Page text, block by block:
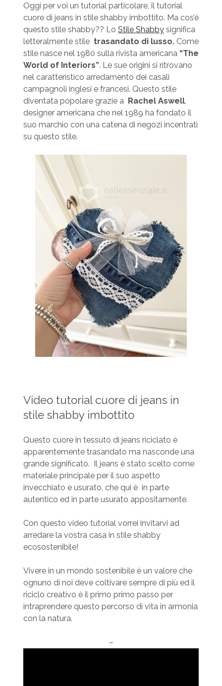
Oggi per voi un tutorial particolare, il tutorial
cuore di jeans in stile shabby imbottito. Ma cos’è
questo stile shabby?? Lo Stile Shabbysignifica
letteralmente stile trasandato di lusso. Come
stile nasce nel 1980 sulla rivista americana “The
World of Interiors”. Le sue origini si ritrovano
nel caratteristico arredamento dei casali
campagnoli inglesi e francesi. Questo stile
diventata popolare grazie a Rachel Aswell,
designer americana che nel 1989 ha fondato il
suo marchio con una catena di negozi incentrati
su questo stile.
Video tutorial cuore di jeans in
stile shabby imbottito
Questo cuore in tessuto di jeans riciclato è
apparentemente trasandato ma nasconde una
grande significato. Il jeans è stato scelto come
materiale principale per il suo aspetto
invecchiato e usurato, che qui è in parte
autentico ed in parte usurato appositamente.
Con questo video tutorial vorrei invitarvi ad
arredare la vostra casa in stile shabby
ecosostenibile!
Vivere in un mondo sostenibile è un valore che
ognuno di noi deve coltivare sempre di più ed il
riciclo creativo è il primo primo passo per
intraprendere questo percorso di vita in armonia
con la natura.
–